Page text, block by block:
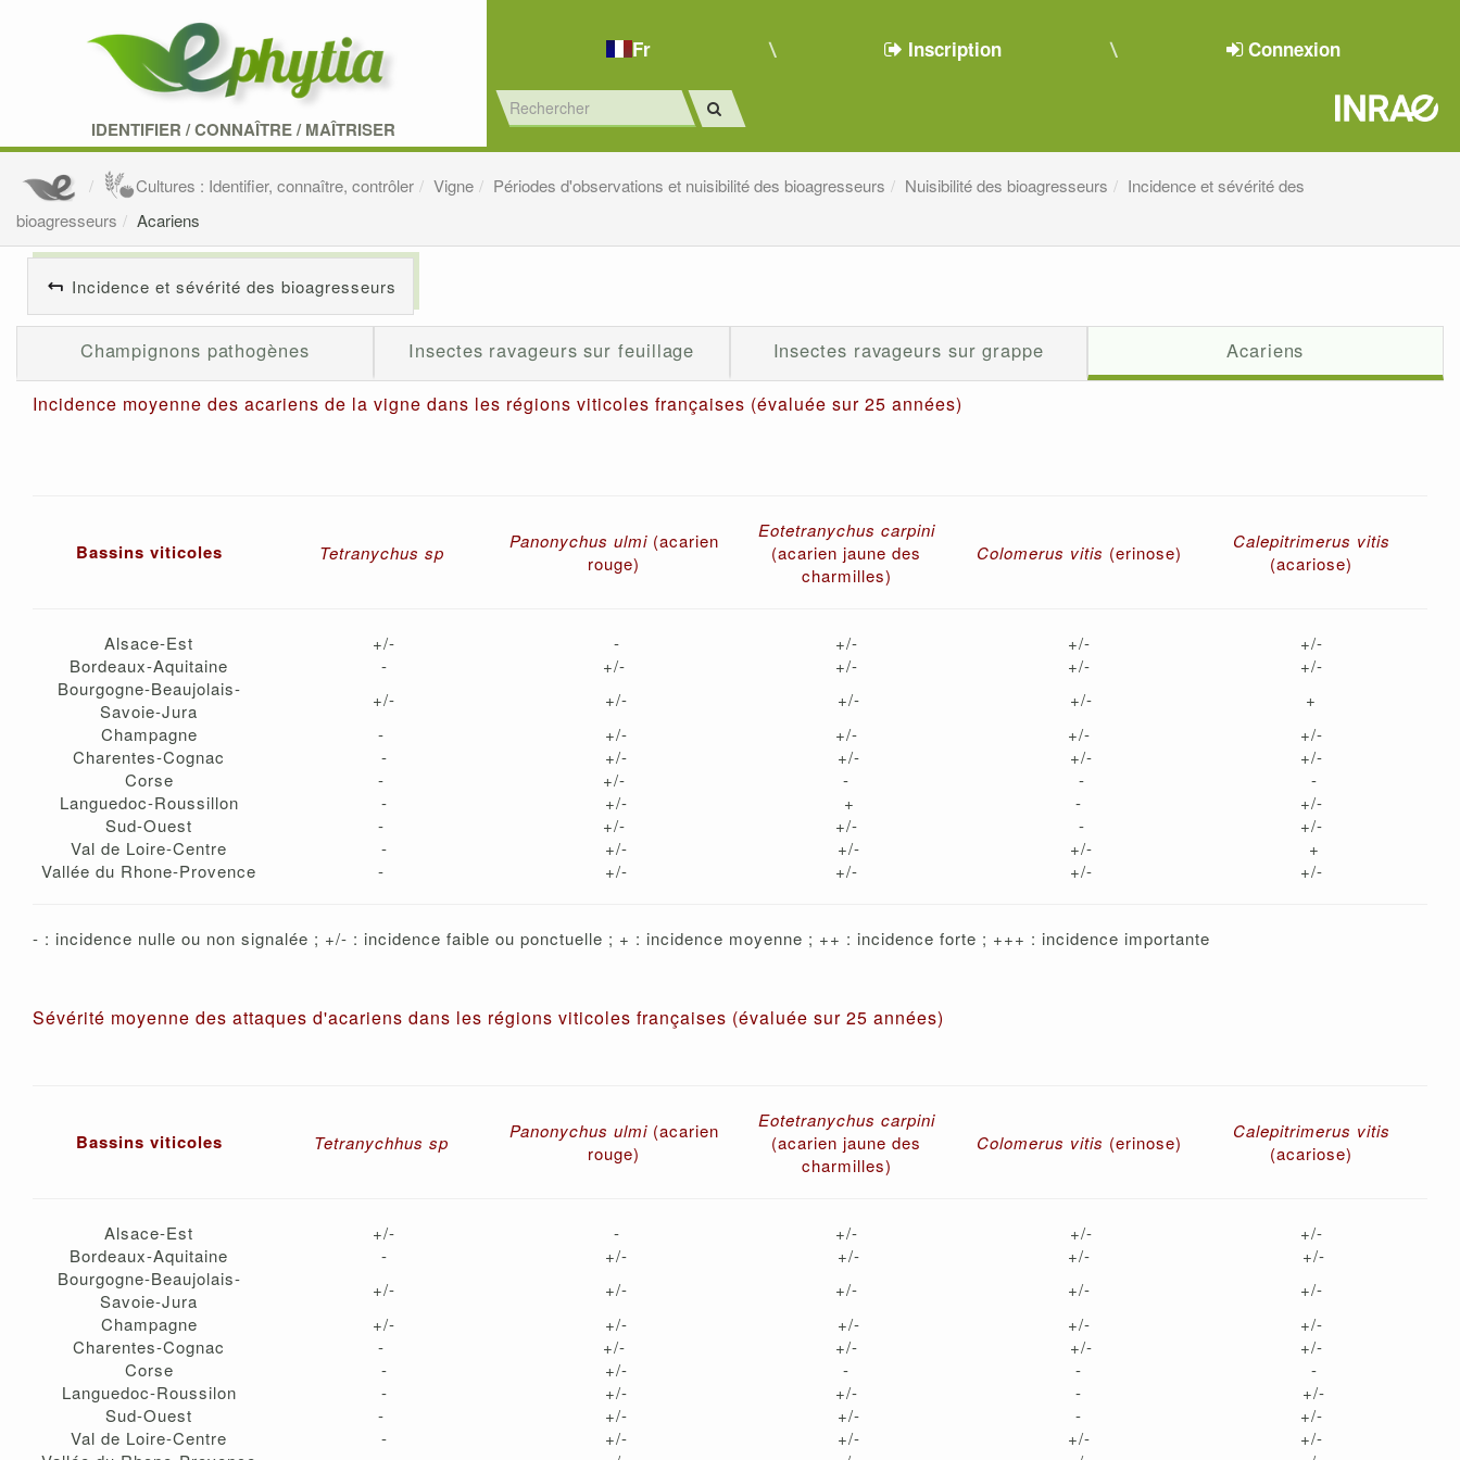
IDENTIFIER /CONNAÎTRE/MAÎTRISER
Fr Inscription Connexion
Cultures : Identifier, connaître, contrôler Vigne Périodes d'observations et nuisibilité des bioagresseurs Nuisibilité des bioagresseurs
Incidence et sévérité des
bioagresseurs
Acariens
Incidence et sévérité des bioagresseurs
Champignons pathogènes Insectes ravageurs sur feuillage Insectes ravageurs sur grappe Acariens
Incidence moyenne des acariens de la vigne dans les régions viticoles françaises (évaluée sur 25 années)
Bassins viticoles Tetranychus sp
Panonychus ulmi(acarien
rouge)
Eotetranychus carpini
(acarien jaune des
charmilles)
Colomerus vitis (erinose)
Calepitrimerus vitis
(acariose)
Alsace-Est +/- - +/- +/-
+/-
Bordeaux-Aquitaine
- +/- +/- +/-
+/-
Bourgogne-Beaujolais-
Savoie-Jura
+/- +/- +/- +/-
+
Champagne
- +/- +/- +/-
+/-
Charentes-Cognac
- +/- +/- +/-
+/-
Corse
- +/- - -
-
Languedoc-Roussillon
- +/- + -
+/-
Sud-Ouest
- +/- +/- -
+/-
Val de Loire-Centre
- +/- +/- +/-
+
Vallée du Rhone-Provence
- +/- +/- +/- +/-
- : incidence nulle ou non signalée ; +/- : incidence faible ou ponctuelle ; + : incidence moyenne ; ++ : incidence forte ; +++ : incidence importante
Sévérité moyenne des attaques d'acariens dans les régions viticoles françaises (évaluée sur 25 années)
Bassins viticoles Tetranychhus sp
Panonychus ulmi(acarien
rouge)
Eotetranychus carpini
(acarien jaune des
charmilles)
Colomerus vitis (erinose)
Calepitrimerus vitis
(acariose)
Alsace-Est +/- - +/- +/-
+/-
Bordeaux-Aquitaine
- +/- +/- +/-
+/-
Bourgogne-Beaujolais-
Savoie-Jura
+/- +/- +/- +/-
+/-
Champagne
+/- +/- +/- +/-
+/-
Charentes-Cognac
- +/- +/- +/-
+/-
Corse
- +/- - -
-
Languedoc-Roussilon
- +/- +/- -
+/-
Sud-Ouest
- +/- +/- -
+/-
Val de Loire-Centre
- +/- +/- +/-
+/-